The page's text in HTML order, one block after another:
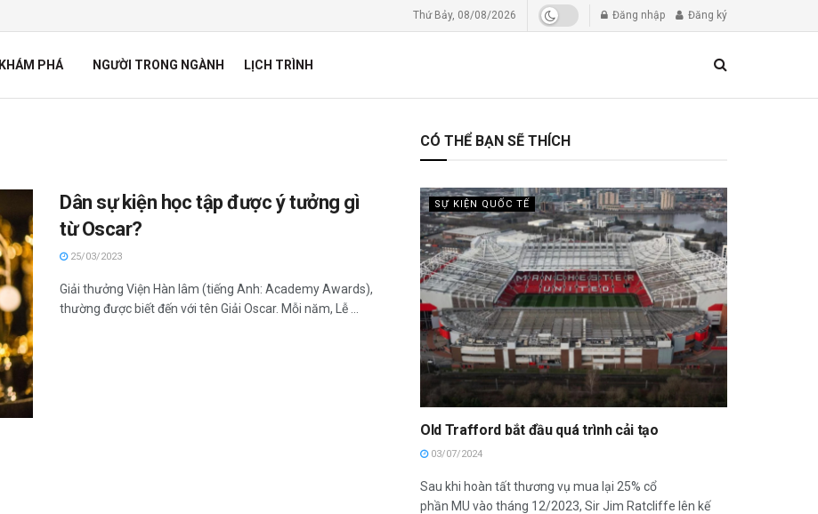
Thứ Bảy, 08/08/2026 Đăng nhập Đăng ký
KHÁM PHÁ NGƯỜI TRONG NGÀNH LỊCH TRÌNH
Dân sự kiện học tập được ý tưởng gì
từ Oscar?
25/03/2023
Giải thưởng Viện Hàn lâm (tiếng Anh: Academy Awards),
thường được biết đến với tên Giải Oscar. Mỗi năm, Lễ ...
CÓ THỂ BẠN SẼ THÍCH
SỰ KIỆN QUỐC TẾ
Old Trafford bắt đầu quá trình cải tạo
03/07/2024
Sau khi hoàn tất thương vụ mua lại 25% cổ
phần MU vào tháng 12/2023, Sir Jim Ratcliffe lên kế